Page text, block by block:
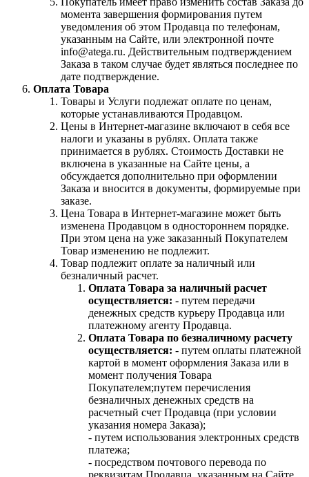
момента завершения формирования путем
уведомления об этом Продавца по телефонам,
указанным на Сайте, или электронной почте
info@atega.ru. Действительным подтверждением
Заказа в таком случае будет являться последнее по
дате подтверждение.
Оплата Товара
Товары и Услуги подлежат оплате по ценам,
которые устанавливаются Продавцом.
Цены в Интернет-магазине включают в себя все
налоги и указаны в рублях. Оплата также
принимается в рублях. Стоимость Доставки не
включена в указанные на Сайте цены, а
обсуждается дополнительно при оформлении
Заказа и вносится в документы, формируемые при
заказе.
Цена Товара в Интернет-магазине может быть
изменена Продавцом в одностороннем порядке.
При этом цена на уже заказанный Покупателем
Товар изменению не подлежит.
Товар подлежит оплате за наличный или
безналичный расчет.
Оплата Товара за наличный расчет
осуществляется: - путем передачи
денежных средств курьеру Продавца или
платежному агенту Продавца.
Оплата Товара по безналичному расчету
осуществляется: - путем оплаты платежной
картой в момент оформления Заказа или в
момент получения Товара
Покупателем;путем перечисления
безналичных денежных средств на
расчетный счет Продавца (при условии
указания номера Заказа);
- путем использования электронных средств
платежа;
- посредством почтового перевода по
реквизитам Продавца, указанным на Сайте.